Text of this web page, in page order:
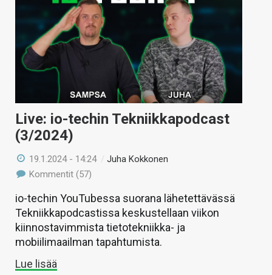
Live: io-techin Tekniikkapodcast
(3/2024)
19.1.2024 - 14:24 /Juha Kokkonen
Kommentit (57)
io-techin YouTubessa suorana lähetettävässä
Tekniikkapodcastissa keskustellaan viikon
kiinnostavimmista tietotekniikka- ja
mobiilimaailman tapahtumista.
Lue lisää